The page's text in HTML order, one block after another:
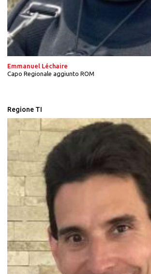
Emmanuel Léchaire
Capo Regionale aggiunto ROM
Regione TI